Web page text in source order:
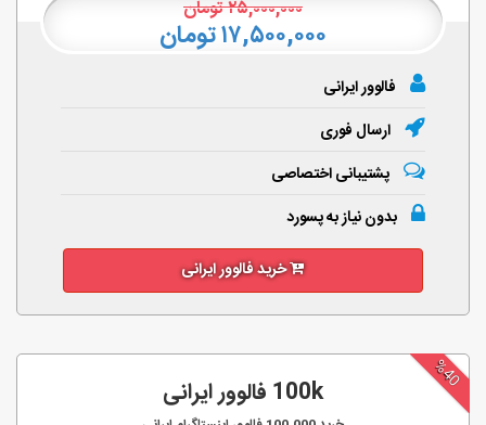
۲۵,۰۰۰,۰۰۰تومان
۱۷,۵۰۰,۰۰۰ تومان
فالوور ایرانی
ارسال فوری
پشتیبانی اختصاصی
بدون نیاز به پسورد
خرید فالوور ایرانی
%40
100k فالوور ایرانی